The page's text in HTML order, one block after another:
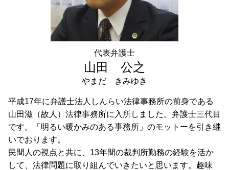
相続 節税 東京都 弁護士 相談
不動産相続 東京都 弁護士 相談
遺言書作成 世田谷区 弁護士 相談
事業承継 東京都 弁護士 相談
成年後見 世田谷区 弁護士 相談
平成17年に弁護士法人しんらい法律事務所の前身である
山田滋（故人）法律事務所に入所しました。弁護士三代目
です。「明るい暖かみのある事務所」のモットーを引き継
いでおります。
民間人の視点と共に、13年間の裁判所勤務の経験を活か
して、法律問題に取り組んでいきたいと思います。趣味
代表弁護士
山田 公之
やまだ きみゆき